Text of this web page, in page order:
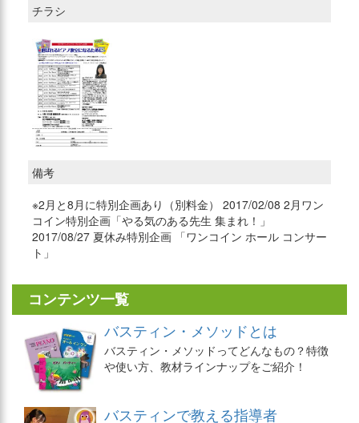
チラシ
備考
※2月と8月に特別企画あり（別料金） 2017/02/08 2月ワン
コイン特別企画「やる気のある先生 集まれ！」
2017/08/27 夏休み特別企画 「ワンコイン ホール コンサー
ト」
コンテンツ一覧
バスティン・メソッドとは
バスティン・メソッドってどんなもの？特徴
や使い方、教材ラインナップをご紹介！
バスティンで教える指導者